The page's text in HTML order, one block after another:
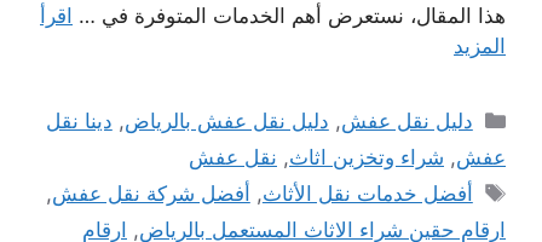
هذا المقال، نستعرض أهم الخدمات المتوفرة في … اقرأ
المزيد
التصنيفات
دليل نقل عفش, دليل نقل عفش بالرياض, دينا نقل
عفش, شراء وتخزين اثاث, نقل عفش
الوسوم
أفضل خدمات نقل الأثاث, أفضل شركة نقل عفش,
ارقام حقين شراء الاثاث المستعمل بالرياض, ارقام